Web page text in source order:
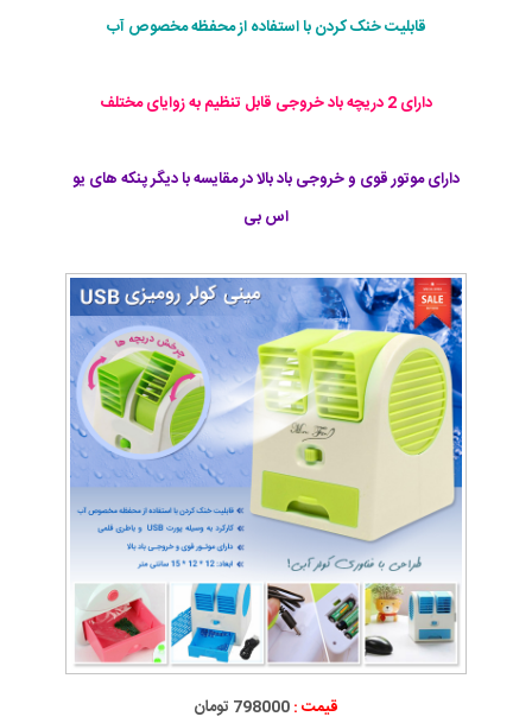
قابلیت خنک کردن با استفاده از محفظه مخصوص آب
دارای 2 دریچه باد خروجی قابل تنظیم به زوایای مختلف
دارای موتور قوی و خروجی باد بالا در مقایسه با دیگر پنکه های یو
اس بی
قیمت :798000 تومان